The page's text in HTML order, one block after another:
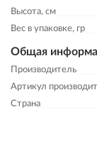
Высота, см
Вес в упаковке, гр
Общая
Производитель
Артикул
Страна